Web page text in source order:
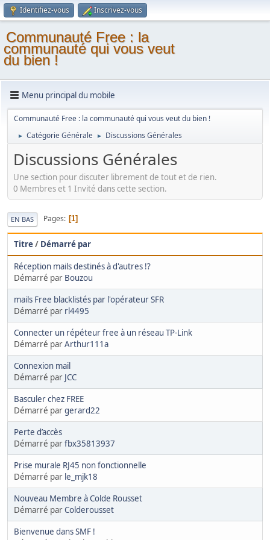
Identifiez-vous Inscrivez-vous
Communauté Free : la
communauté qui vous veut
du bien !
Menu principal du mobile
Communauté Free : la communauté qui vous veut du bien !
► Catégorie Générale ► Discussions Générales
Discussions Générales
Une section pour discuter librement de tout et de rien.
0 Membres et 1 Invité dans cette section.
EN BAS Pages 1
Titre/ Démarré par
Réception mails destinés à d'autres !?
Démarré par Bouzou
mails Free blacklistés par l'opérateur SFR
Démarré par rl4495
Connecter un répéteur free à un réseau TP-Link
Démarré parArthur111a
Connexion mail
Démarré par JCC
Basculer chez FREE
Démarré pargerard22
Perte d’accès
Démarré parfbx35813937
Prise murale RJ45 non fonctionnelle
Démarré par le_mjk18
Nouveau Membre à Colde Rousset
Démarré parColderousset
Bienvenue dans SMF !